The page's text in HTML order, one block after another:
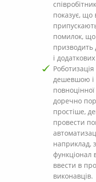
показує, що
помилок, що
призводить
і
дешевшою і
повноцінної
доречно
простіше,
провести
наприклад,
функціонал
ввести в
виконавців.